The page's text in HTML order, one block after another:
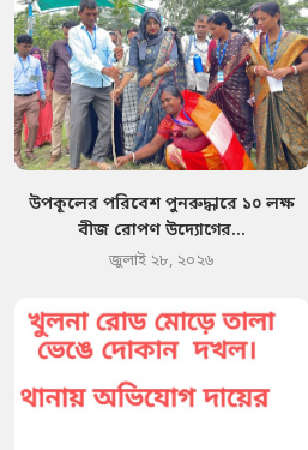
উপকূলের পরিবেশ পুনরুদ্ধারে ১০ লক্ষ
বীজ রোপণ উদ্যোগের...
জুলাই ২৮, ২০২৬